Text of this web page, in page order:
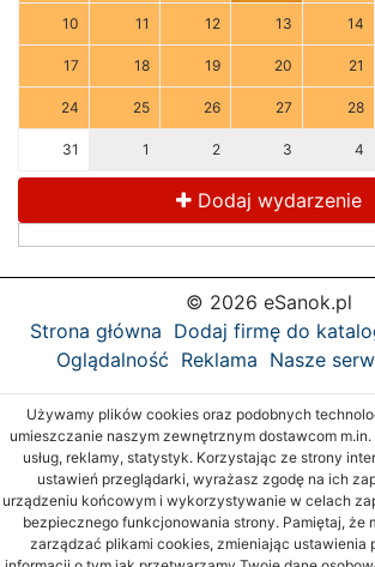
10 11 12 13 14
17 18 19 20 21
24 25 26 27 28
31 1 2 3 4
Dodaj wydarzenie
© 2026 eSanok.pl
Strona główna Dodaj firmę do
Oglądalność Reklama Nasze
Używamy plików cookies oraz podobnych
umieszczanie naszym zewnętrznym dostawcom
usług, reklamy, statystyk. Korzystając ze strony
ustawień przeglądarki, wyrażasz zgodę na ich
urządzeniu końcowym i wykorzystywanie w celach
bezpiecznego funkcjonowania strony. Pamiętaj, że
zarządzać plikami cookies, zmieniając ustawienia